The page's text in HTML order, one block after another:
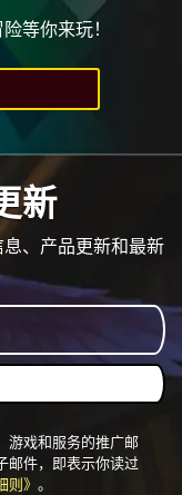
等你来玩！
新
、产品更新和最新
游戏和服务的推广邮
邮件，即表示你读过
则》 。